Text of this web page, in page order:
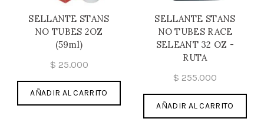
SELLANTE STANS
NO TUBES 2OZ
(59ml)
$ 25.000
AÑADIR AL CARRITO
SELLANTE STANS
NO TUBES RACE
SELEANT 32 OZ -
RUTA
$ 255.000
AÑADIR AL CARRITO